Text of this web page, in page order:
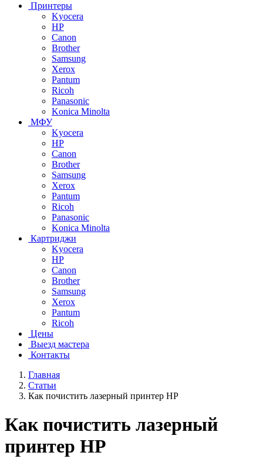
Принтеры
Kyocera
HP
Canon
Brother
Samsung
Xerox
Pantum
Ricoh
Panasonic
Konica Minolta
МФУ
Kyocera
HP
Canon
Brother
Samsung
Xerox
Pantum
Ricoh
Panasonic
Konica Minolta
Картриджи
Kyocera
HP
Canon
Brother
Samsung
Xerox
Pantum
Ricoh
Цены
Выезд мастера
Контакты
Главная
Статьи
Как почистить лазерный принтер HP
Как почистить лазерный
принтер HP